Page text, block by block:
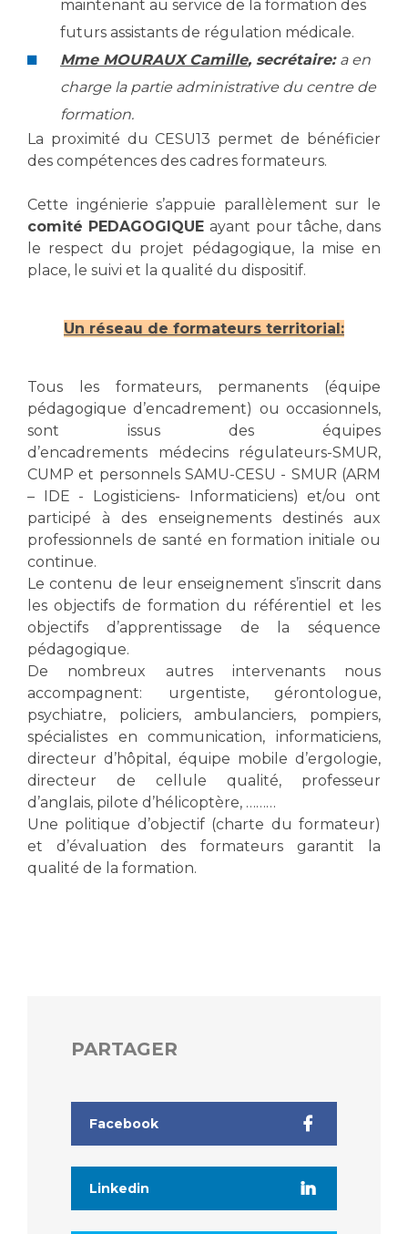
Qualité
Nos indicateurs qualité et de sécurité des soins
Sécurité
Les recherches en santé à l’AP-HM
Lieu de santé sans tabac
Liste des marchés conclus
Documents utiles
maintenant au service de la formation des
futurs assistants de régulation médicale.
Mme MOURAUX Camille, secrétaire: a en
charge la partie administrative du centre de
formation.
La proximité du CESU13 permet de bénéficier
des compétences des cadres formateurs.
Cette ingénierie s’appuie parallèlement sur le
comité PEDAGOGIQUEayant pour tâche, dans
le respect du projet pédagogique, la mise en
place, le suivi et la qualité du dispositif.
Un réseau de formateurs territorial:
Tous les formateurs, permanents (équipe
pédagogique d’encadrement) ou occasionnels,
sont issus des équipes
d’encadrements médecins régulateurs-SMUR,
CUMP et personnels SAMU-CESU - SMUR (ARM
– IDE - Logisticiens- Informaticiens) et/ou ont
participé à des enseignements destinés aux
professionnels de santé en formation initiale ou
continue.
Le contenu de leur enseignement s’inscrit dans
les objectifs de formation du référentiel et les
objectifs d’apprentissage de la séquence
pédagogique.
De nombreux autres intervenants nous
accompagnent: urgentiste, gérontologue,
psychiatre, policiers, ambulanciers, pompiers,
spécialistes en communication, informaticiens,
directeur d’hôpital, équipe mobile d’ergologie,
directeur de cellule qualité, professeur
d’anglais, pilote d’hélicoptère, ………
Une politique d’objectif (charte du formateur)
et d’évaluation des formateurs garantit la
qualité de la formation.
PARTAGER
Facebook
Linkedin